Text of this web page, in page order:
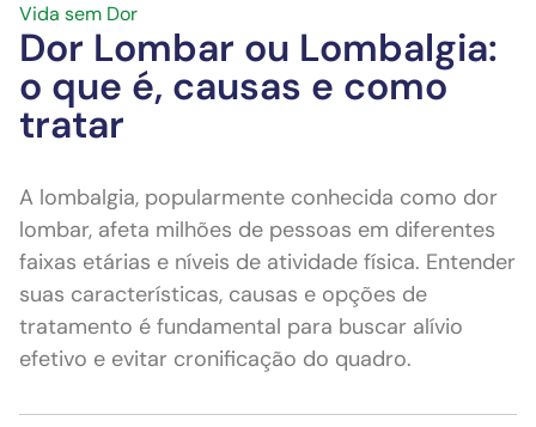
Vida sem Dor
Dor Lombar ou Lombalgia:
o que é, causas e como
tratar
A lombalgia, popularmente conhecida como dor
lombar, afeta milhões de pessoas em diferentes
faixas etárias e níveis de atividade física. Entender
suas características, causas e opções de
tratamento é fundamental para buscar alívio
efetivo e evitar cronificação do quadro.